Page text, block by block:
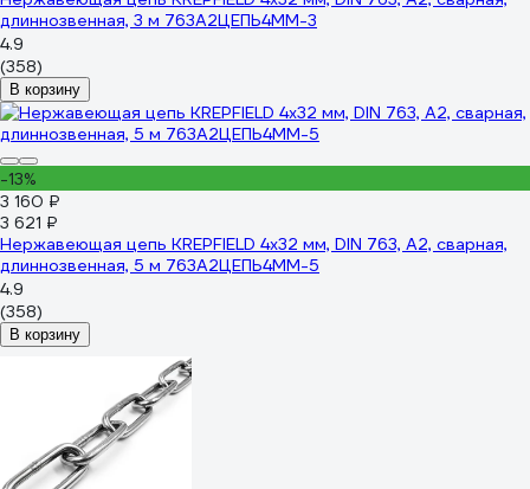
длиннозвенная, 3 м 763А2ЦЕПЬ4ММ-3
4.9
(358)
В корзину
-13%
3 160 ₽
3 621 ₽
Нержавеющая цепь KREPFIELD 4x32 мм, DIN 763, А2, сварная,
длиннозвенная, 5 м 763А2ЦЕПЬ4ММ-5
4.9
(358)
В корзину